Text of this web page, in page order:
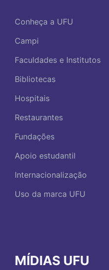
Conheça a UFU
Campi
Faculdades e Institutos
Bibliotecas
Hospitais
Restaurantes
Fundações
Apoio estudantil
Internacionalização
Uso da marca UFU
MÍDIAS UFU